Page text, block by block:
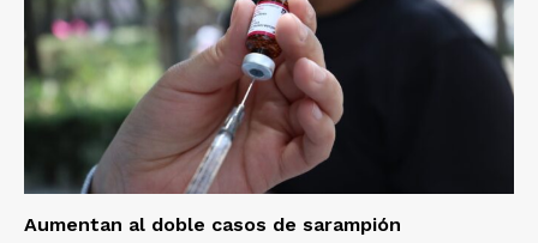
Aumentan al doble casos de sarampión